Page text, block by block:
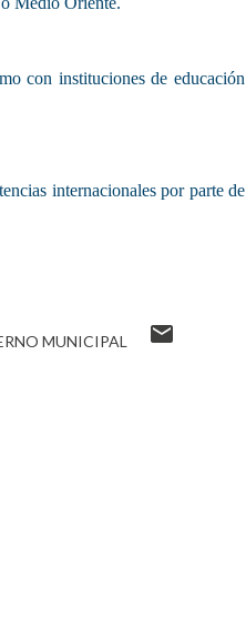
con instituciones de educación
internacionales por parte de
MUNICIPAL